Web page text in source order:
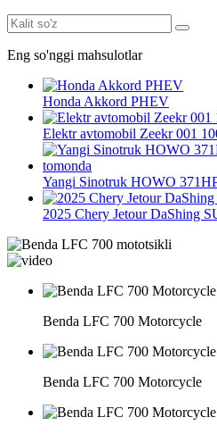
Eng so'nggi mahsulotlar
Honda Akkord PHEV
Elektr avtomobil Zeekr 001
Yangi Sinotruk HOWO
2025 Chery Jetour DaShing
Benda LFC 700 Motorcycle
Benda LFC 700 Motorcycle